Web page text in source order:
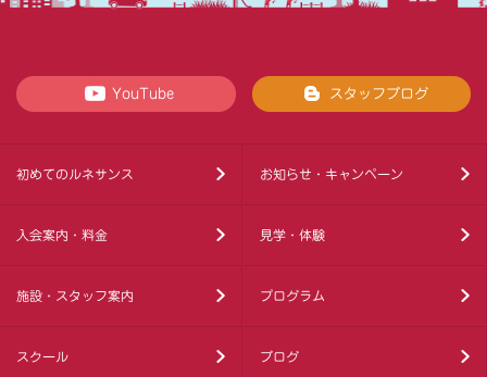
YouTube スタッフブログ
初めてのルネサンス お知らせ・キャンペーン
入会案内・料金 見学・体験
施設・スタッフ案内 プログラム
スクール ブログ